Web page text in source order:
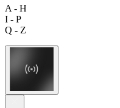
A - H
I - P
Q - Z